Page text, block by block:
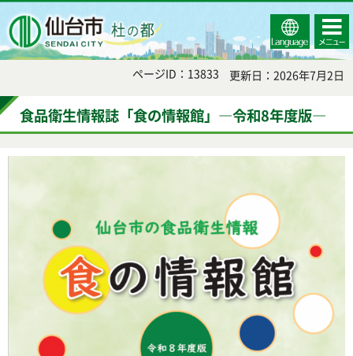
Select
Language
コンテ
ンツメ
ニュー
ページID：13833 更新日：2026年7月2日
食品衛生情報誌「食の情報館」―令和8年度版―